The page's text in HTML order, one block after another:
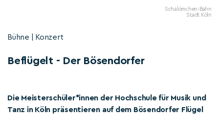
Schalömchen-Bahn
Stadt Köln
Bühne | Konzert
Beflügelt - Der Bösendorfer
Die Meisterschüler*innen der Hochschule für Musik und
Tanz in Köln präsentieren auf dem Bösendorfer Flügel